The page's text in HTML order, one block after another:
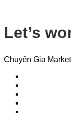
Let’s
Chuyên Gia